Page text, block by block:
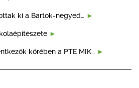
ki a Bartók-negyed…
körében a PTE MIK…